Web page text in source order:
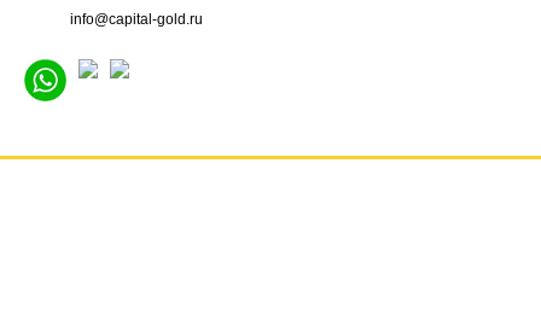
info@capital-gold.ru